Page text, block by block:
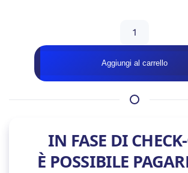
–
RTX
5060
Aggiungi al carrello
IN FASE DI
È POSSIBILE